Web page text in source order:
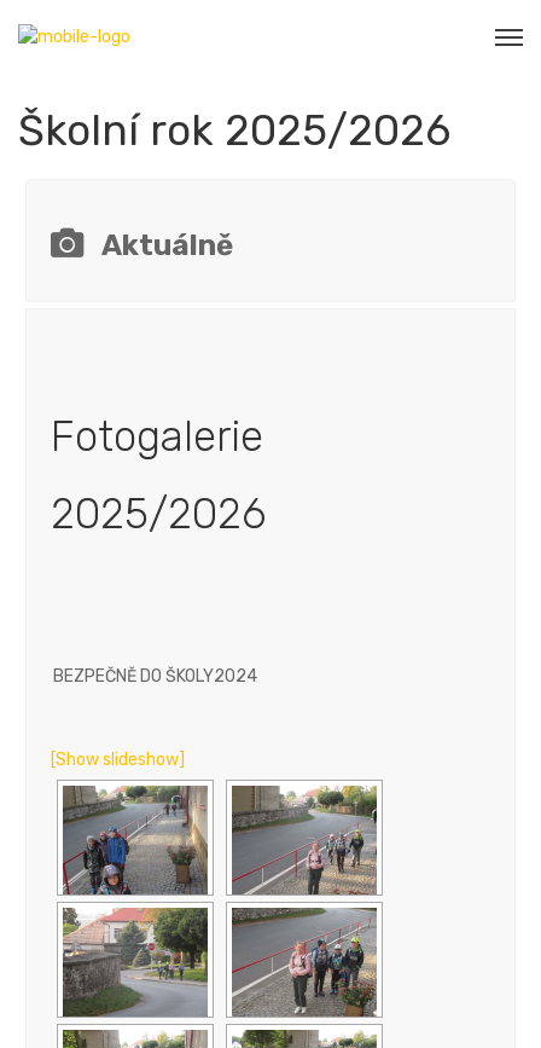
Školní rok 2025/2026
Aktuálně
Fotogalerie
2025/2026
BEZPEČNĚ DO ŠKOLY2024
[Show slideshow]